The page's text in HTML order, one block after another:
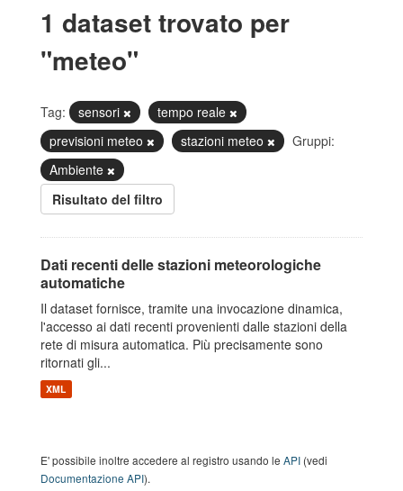
1 dataset trovato per
"meteo"
Tag: sensori
tempo reale
previsioni meteo
stazioni meteo
Gruppi:
Ambiente
Risultato del filtro
Dati recenti delle stazioni meteorologiche
automatiche
Il dataset fornisce, tramite una invocazione dinamica,
l'accesso ai dati recenti provenienti dalle stazioni della
rete di misura automatica. Più precisamente sono
ritornati gli...
XML
E' possibile inoltre accedere al registro usando le API (vedi
Documentazione API).